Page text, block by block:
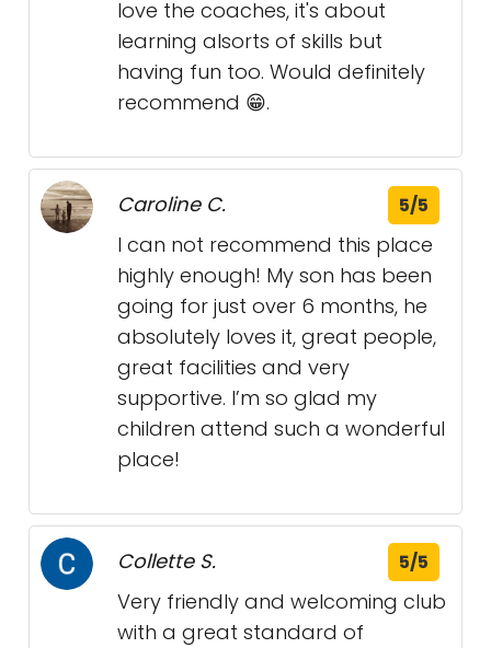
love the coaches, it's about
learning alsorts of skills but
having fun too. Would definitely
recommend 😁.
Caroline C. 5/5
I can not recommend this place
highly enough! My son has been
going for just over 6 months, he
absolutely loves it, great people,
great facilities and very
supportive. I’m so glad my
children attend such a wonderful
place!
Collette S. 5/5
Very friendly and welcoming club
with a great standard of